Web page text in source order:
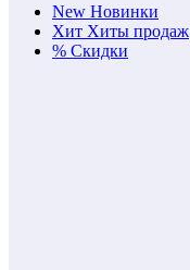
New Новинки
Хит Хиты продаж
% Скидки